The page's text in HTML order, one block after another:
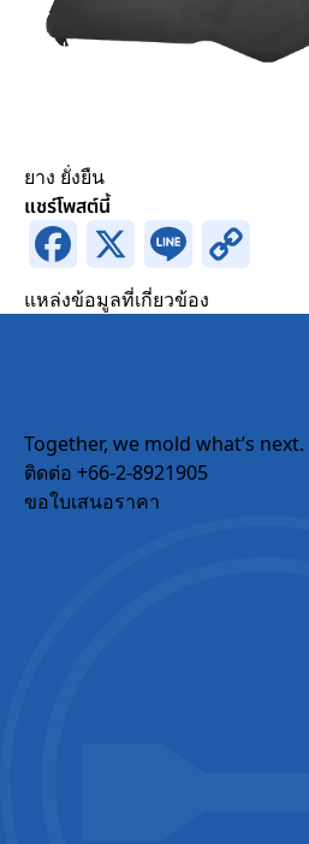
TH
ขอใบเสนอราคา
Request a Quotation
Phone Number*
ยาง ยั่งยืน
แชร์โพสต์นี้
Facebook
Line
แหล่งข้อมูลที่เกี่ยวข้อง
Together, we mold what’s next.
ติดต่อ +66-2-8921905
ขอใบเสนอราคา